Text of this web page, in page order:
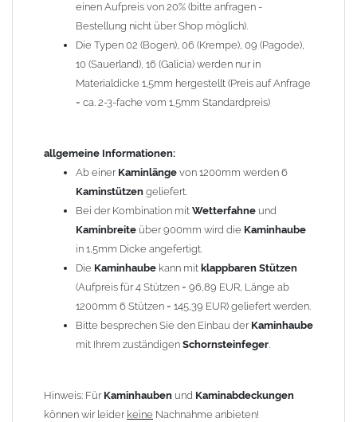
angefertigt - keine Rücknahme möglich!
Zum Bild vergößern, bitte auf das Bild klicken!
einen Aufpreis von 20% (bitte anfragen -
Bestellung nicht über Shop möglich).
Die Typen 02 (Bogen), 06 (Krempe), 09 (Pagode),
10 (Sauerland), 16 (Galicia) werden nur in
Materialdicke 1,5mm hergestellt (Preis auf Anfrage
= ca. 2-3-fache vom 1,5mm Standardpreis)
allgemeine Informationen:
Ab einer Kaminlänge von 1200mm werden 6
Kaminstützen geliefert.
Bei der Kombination mit Wetterfahne und
Kaminbreite über 900mm wird die Kaminhaube
in 1,5mm Dicke angefertigt.
Die Kaminhaube kann mit klappbaren Stützen
(Aufpreis für 4 Stützen = 96,89 EUR, Länge ab
1200mm 6 Stützen = 145,39 EUR) geliefert werden.
Bitte besprechen Sie den Einbau der Kaminhaube
mit Ihrem zuständigen Schornsteinfeger.
Hinweis: Für Kaminhauben und Kaminabdeckungen
können wir leider keine Nachnahme anbieten!